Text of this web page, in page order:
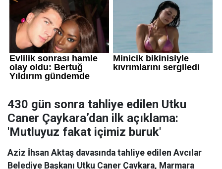
430 gün sonra tahliye edilen Utku
Caner Çaykara’dan ilk açıklama:
'Mutluyuz fakat içimiz buruk'
Aziz İhsan Aktaş davasında tahliye edilen Avcılar
Belediye Başkanı Utku Caner Çaykara, Marmara